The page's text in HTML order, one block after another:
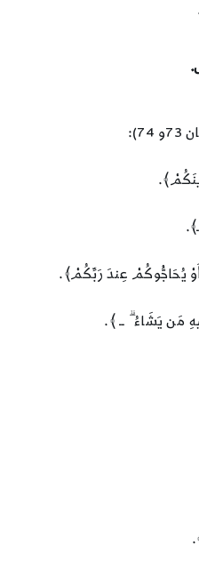
يُحَاجُّوكُمْ عِندَ رَبِّكُمْ﴾.
مَن يَشَاءُ ۗ ــ ﴾.